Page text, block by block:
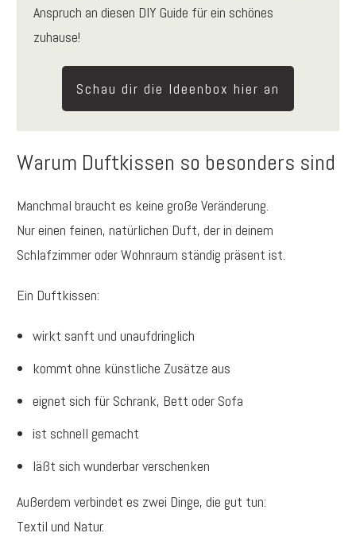
Anspruch an diesen DIY Guide für ein schönes
zuhause!
Schau dir die Ideenbox hier an
Warum Duftkissen so besonders sind
Manchmal braucht es keine große Veränderung.
Nur einen feinen, natürlichen Duft, der in deinem
Schlafzimmer oder Wohnraum ständig präsent ist.
Ein Duftkissen:
wirkt sanft und unaufdringlich
kommt ohne künstliche Zusätze aus
eignet sich für Schrank, Bett oder Sofa
ist schnell gemacht
läßt sich wunderbar verschenken
Außerdem verbindet es zwei Dinge, die gut tun:
Textil und Natur.